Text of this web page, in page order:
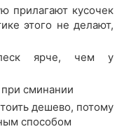
прилагают кусочек
этого не делают,
ярче, чем у
сминании
дешево, потому
способом